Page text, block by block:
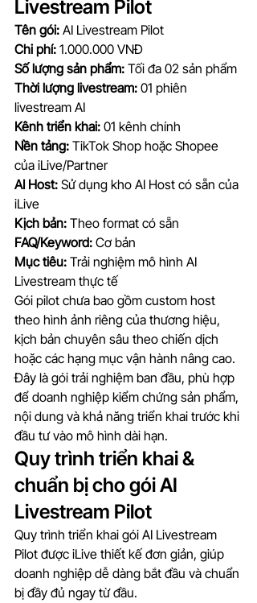
Livestream Pilot
Tên gói: AI Livestream Pilot
Chi phí: 1.000.000 VNĐ
Số lượng sản phẩm: Tối đa 02 sản phẩm
Thời lượng livestream: 01 phiên
livestream AI
Kênh triển khai: 01 kênh chính
Nền tảng: TikTok Shop hoặc Shopee
của iLive/Partner
AI Host: Sử dụng kho AI Host có sẵn của
iLive
Kịch bản: Theo format có sẵn
FAQ/Keyword: Cơ bản
Mục tiêu: Trải nghiệm mô hình AI
Livestream thực tế
Gói pilot chưa bao gồm custom host
theo hình ảnh riêng của thương hiệu,
kịch bản chuyên sâu theo chiến dịch
hoặc các hạng mục vận hành nâng cao.
Đây là gói trải nghiệm ban đầu, phù hợp
để doanh nghiệp kiểm chứng sản phẩm,
nội dung và khả năng triển khai trước khi
đầu tư vào mô hình dài hạn.
Quy trình triển khai &
chuẩn bị cho gói AI
Livestream Pilot
Quy trình triển khai gói AI Livestream
Pilot được iLive thiết kế đơn giản, giúp
doanh nghiệp dễ dàng bắt đầu và chuẩn
bị đầy đủ ngay từ đầu.